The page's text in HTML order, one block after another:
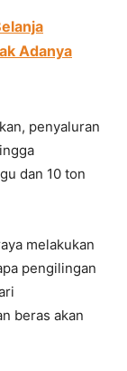
Adanya
penyaluran
dan 10 ton
melakukan
pengilingan
beras akan